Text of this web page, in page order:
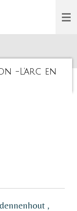
-L'arc en
,